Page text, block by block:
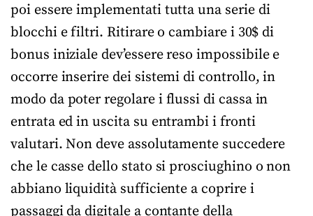
poi essere implementati tutta una serie di
blocchi e filtri. Ritirare o cambiare i 30$ di
bonus iniziale dev’essere reso impossibile e
occorre inserire dei sistemi di controllo, in
modo da poter regolare i flussi di cassa in
entrata ed in uscita su entrambi i fronti
valutari. Non deve assolutamente succedere
che le casse dello stato si prosciughino o non
abbiano liquidità sufficiente a coprire i
passaggi da digitale a contante della